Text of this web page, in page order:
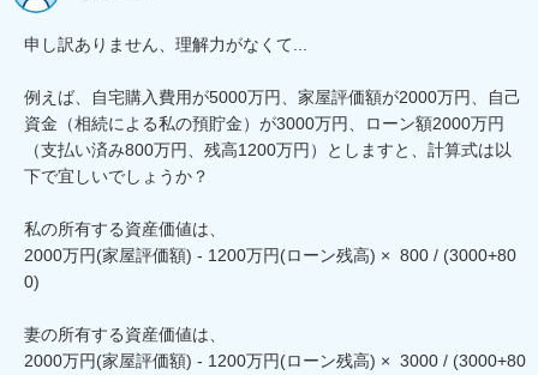
申し訳ありません、理解力がなくて...
例えば、自宅購入費用が5000万円、家屋評価額が2000万円、自己
資金（相続による私の預貯金）が3000万円、ローン額2000万円
（支払い済み800万円、残高1200万円）としますと、計算式は以
下で宜しいでしょうか？
私の所有する資産価値は、
2000万円(家屋評価額) - 1200万円(ローン残高) ×  800 / (3000+80
0)
妻の所有する資産価値は、
2000万円(家屋評価額) - 1200万円(ローン残高) ×  3000 / (3000+80